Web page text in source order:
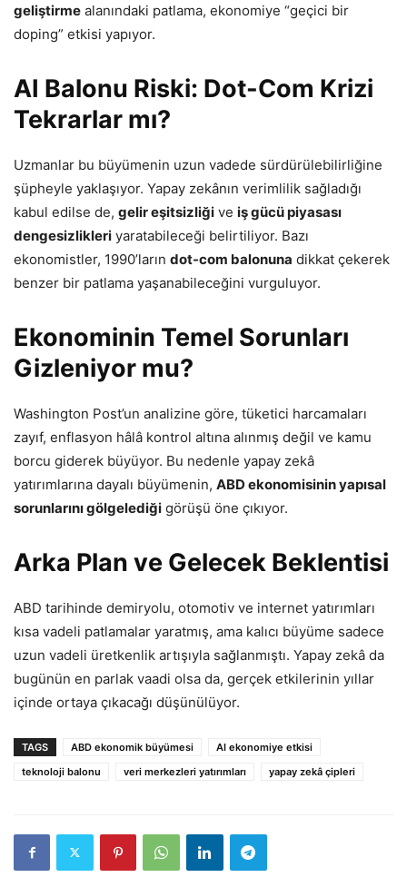
geliştirme alanındaki patlama, ekonomiye “geçici bir
doping” etkisi yapıyor.
AI Balonu Riski: Dot-Com Krizi
Tekrarlar mı?
Uzmanlar bu büyümenin uzun vadede sürdürülebilirliğine
şüpheyle yaklaşıyor. Yapay zekânın verimlilik sağladığı
kabul edilse de, gelir eşitsizliği ve iş gücü piyasası
dengesizlikleri yaratabileceği belirtiliyor. Bazı
ekonomistler, 1990’ların dot-com balonuna dikkat çekerek
benzer bir patlama yaşanabileceğini vurguluyor.
Ekonominin Temel Sorunları
Gizleniyor mu?
Washington Post’un analizine göre, tüketici harcamaları
zayıf, enflasyon hâlâ kontrol altına alınmış değil ve kamu
borcu giderek büyüyor. Bu nedenle yapay zekâ
yatırımlarına dayalı büyümenin, ABD ekonomisinin yapısal
sorunlarını gölgelediği görüşü öne çıkıyor.
Arka Plan ve Gelecek Beklentisi
ABD tarihinde demiryolu, otomotiv ve internet yatırımları
kısa vadeli patlamalar yaratmış, ama kalıcı büyüme sadece
uzun vadeli üretkenlik artışıyla sağlanmıştı. Yapay zekâ da
bugünün en parlak vaadi olsa da, gerçek etkilerinin yıllar
içinde ortaya çıkacağı düşünülüyor.
TAGS ABD ekonomik büyümesi
AI ekonomiye etkisi
teknoloji balonu
veri merkezleri yatırımları yapay zekâ çipleri